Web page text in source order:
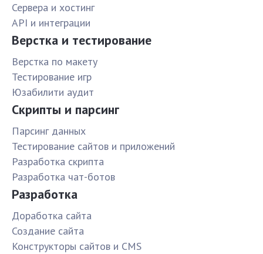
Сервера и хостинг
API и интеграции
Верстка и тестирование
Верстка по макету
Тестирование игр
Юзабилити аудит
Скрипты и парсинг
Парсинг данных
Тестирование сайтов и приложений
Разработка скрипта
Разработка чат-ботов
Разработка
Доработка сайта
Создание сайта
Конструкторы сайтов и CMS